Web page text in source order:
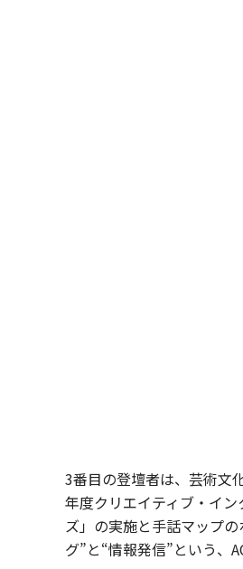
3番目の登壇者は、芸術文
年度クリエイティブ・イ
ズ」の実施と手話マップ
グ”と“情報発信”という、